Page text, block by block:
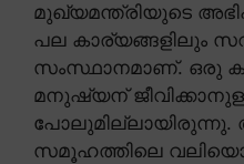
മുഖ്യമന്ത്രിയുടെ
പല കാര്യങ്ങളിലും
സംസ്ഥാനമാണ്. ഒരു
മനുഷ്യന്
പോലുമില്ലായിരുന്നു.
സമൂഹത്തിലെ